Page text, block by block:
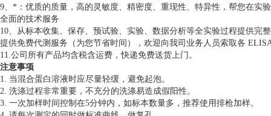
9、*：优质的质量，高的灵敏度、精密度、重现性、特异性，帮您在实
全面的技术服务
10、从标本收集、保存、预试验、实验、数据分析等全实验过程提供完
提供免费代测服务（为您节省时间），欢迎向我司业务人员索取各
11.公司所有产品均含税含运费，快递免费送货上门。
注意事项
1. 当混合蛋白溶液时应尽量轻缓，避免起泡。
2. 洗涤过程非常重要，不充分的洗涤易造成假阳性。
3. 一次加样时间控制在5分钟内，如标本数量多，推荐使用排枪加样。